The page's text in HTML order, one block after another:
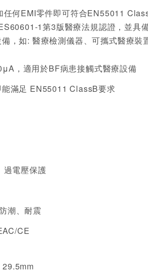
何EMI零件即可符合EN55011
1第3版醫療法規認證，並具
，如: 醫療檢測儀器、可攜式醫療
，適用於BF病患接觸式醫療設備
滿足 EN55011 ClassB要求
過電壓保護
潮、耐震
CE